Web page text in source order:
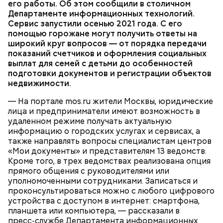
его работы. Об этом сообщили в столичном
Департаменте информационных технологий.
Сервис запустили осенью 2021 года. С его
помощью горожане могут получить ответы на
широкий круг вопросов — от порядка передачи
показаний счетчиков и оформления социальных
выплат для семей с детьми до особенностей
подготовки документов и регистрации объектов
недвижимости.
— На портале mos.ru жители Москвы, юридические
лица и предприниматели имеют возможность в
удаленном режиме получать актуальную
информацию о городских услугах и сервисах, а
также направлять вопросы специалистам центров
«Мои документы» и представителям 13 ведомств.
Кроме того, в трех ведомствах реализована опция
прямого общения с руководителями или
уполномоченными сотрудниками. Записаться и
проконсультироваться можно с любого цифрового
устройства с доступом в интернет: смартфона,
планшета или компьютера, — рассказали в
пресс‑службе Департамента информационных
Сотрудники центров госуслуг и столичных
ведомств проводят видеовстречи по более чем
200 разнообразным темам. Например, жители
столицы могут получить разъяснения о том, как
оформить свидетельство о рождении, назначить
пенсию, выполнить перерасчет коммунальных
платежей либо изменить место жительства.
порядке получения индивидуального номера
налогоплательщика, полиса обязательного
медицинского страхования, страхового номера
индивидуального лицевого счета и прочих
значимых услугах.
получит ссылку на видеозвонок и инструкцию по
подключению — они поступят в личный кабинет на
портале и на электронную почту. В назначенное
время останется лишь подключиться к встрече. Для
работы с сервисом необходимо иметь
стандартную илиполную учетную запись на
mos.ru. В среднем длительность одной
консультации составляет около 20 минут.
исключением праздничных дней.
ПОРТАЛ MOS.RU МОСКВА УСЛУГИ
— Процесс полностью автоматизирован, поэтому
создание одной печатной платы занимает от
восьми до десяти минут. В час мы можем
производить около 125 штук, — рассказывает
начальник цеха № 1 Павел Антонов.
Здесь автоматизировано буквально все, включая и
«холодильник» — так сотрудники в шутку
называют большой шкаф, в котором хранится
паяльная паста. Специалист на сенсорном экране
устанавливает температуру камеры хранения
материала. Причем для каждой камеры можно
установить свою температуру. Пара нажатий, и в
нужное время аппарат выдает материал с
подходит к «холодильнику» и через маленькое
окошко достает баночку с сырьем.
Фото: РИА Новости
организовывались уже профсоюзом композиторов
и музыкальным отделом Наркомпроса РСФСР. В
отличие от дореволюционных, на новых
«Выставках» звучали произведения только
советских музыкантов.